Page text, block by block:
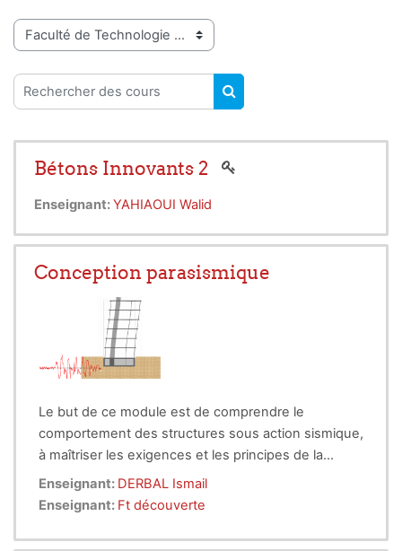
Catégories de cours
Rechercher des cours
RECHERCHER DES
Bétons Innovants 2
Enseignant:YAHIAOUI Walid
Conception parasismique
Le but de ce module est de comprendre le
comportement des structures sous action sismique,
à maîtriser les exigences et les principes de la
conception parasismique des structures de
construction de base, évaluation des actions
aussi la maîtrise des concepts constructifs
Enseignant: DERBAL Ismail
Enseignant: Ft découverte